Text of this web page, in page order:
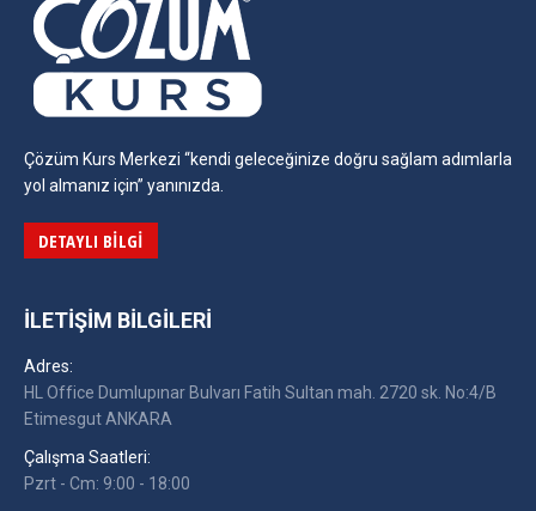
Çözüm Kurs Merkezi “kendi geleceğinize doğru sağlam adımlarla
yol almanız için” yanınızda.
DETAYLI BILGI
İLETIŞIM BILGILERI
Adres:
HL Office Dumlupınar Bulvarı Fatih Sultan mah. 2720 sk. No:4/B
Etimesgut ANKARA
Çalışma Saatleri:
Pzrt - Cm: 9:00 - 18:00